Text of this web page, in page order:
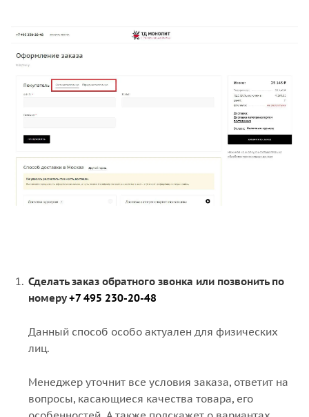
Сделать заказ обратного звонка или позвонить по
номеру+7 495 230-20-48
Данный способ особо актуален для физических
лиц.
Менеджер уточнит все условия заказа, ответит на
вопросы, касающиеся качества товара, его